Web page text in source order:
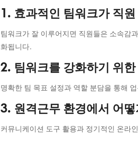
1. 효과적인 팀워크가 직
팀워크가 잘 이루어지면 직원들은 소속감
화됩니다.
2. 팀워크를 강화하기 위
명확한 팀 목표 설정과 역할 분담을 통해
3. 원격근무 환경에서 어
커뮤니케이션 도구 활용과 정기적인 온라